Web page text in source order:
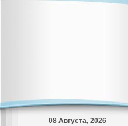
08 Августа, 2026